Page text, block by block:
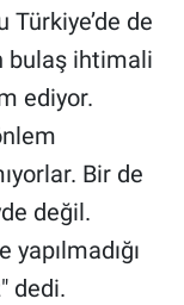
de
bulaş ihtimali
ediyor.
Bir de
değil.
dedi.